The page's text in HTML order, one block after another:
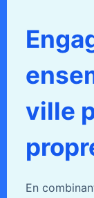
ville
En